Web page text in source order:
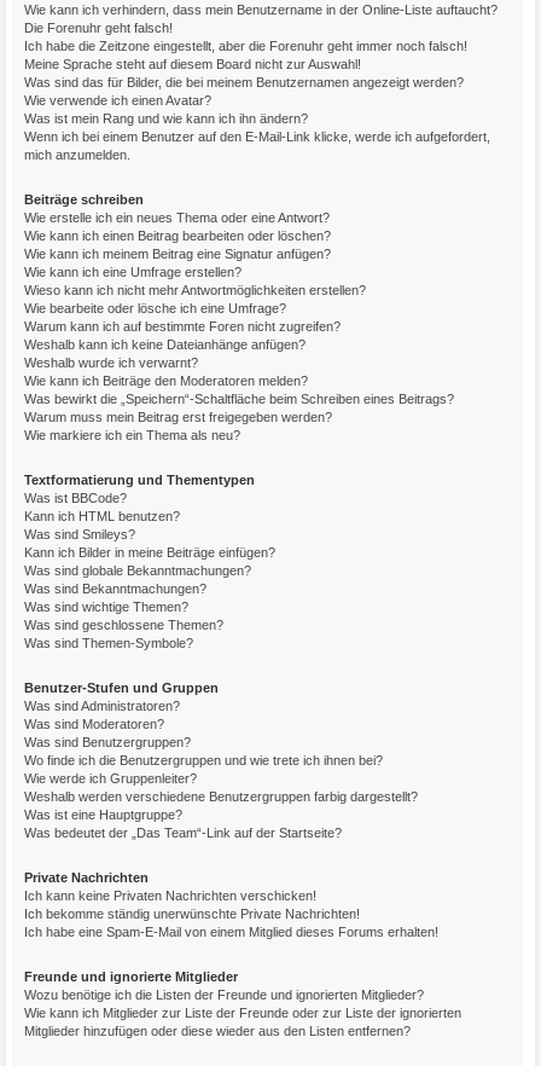
Wie kann ich verhindern, dass mein Benutzername in der Online-Liste auftaucht?
Die Forenuhr geht falsch!
Ich habe die Zeitzone eingestellt, aber die Forenuhr geht immer noch falsch!
Meine Sprache steht auf diesem Board nicht zur Auswahl!
Was sind das für Bilder, die bei meinem Benutzernamen angezeigt werden?
Wie verwende ich einen Avatar?
Was ist mein Rang und wie kann ich ihn ändern?
Wenn ich bei einem Benutzer auf den E-Mail-Link klicke, werde ich aufgefordert,
mich anzumelden.
Beiträge schreiben
Wie erstelle ich ein neues Thema oder eine Antwort?
Wie kann ich einen Beitrag bearbeiten oder löschen?
Wie kann ich meinem Beitrag eine Signatur anfügen?
Wie kann ich eine Umfrage erstellen?
Wieso kann ich nicht mehr Antwortmöglichkeiten erstellen?
Wie bearbeite oder lösche ich eine Umfrage?
Warum kann ich auf bestimmte Foren nicht zugreifen?
Weshalb kann ich keine Dateianhänge anfügen?
Weshalb wurde ich verwarnt?
Wie kann ich Beiträge den Moderatoren melden?
Was bewirkt die „Speichern“-Schaltfläche beim Schreiben eines Beitrags?
Warum muss mein Beitrag erst freigegeben werden?
Wie markiere ich ein Thema als neu?
Textformatierung und Thementypen
Was ist BBCode?
Kann ich HTML benutzen?
Was sind Smileys?
Kann ich Bilder in meine Beiträge einfügen?
Was sind globale Bekanntmachungen?
Was sind Bekanntmachungen?
Was sind wichtige Themen?
Was sind geschlossene Themen?
Was sind Themen-Symbole?
Benutzer-Stufen und Gruppen
Was sind Administratoren?
Was sind Moderatoren?
Was sind Benutzergruppen?
Wo finde ich die Benutzergruppen und wie trete ich ihnen bei?
Wie werde ich Gruppenleiter?
Weshalb werden verschiedene Benutzergruppen farbig dargestellt?
Was ist eine Hauptgruppe?
Was bedeutet der „Das Team“-Link auf der Startseite?
Private Nachrichten
Ich kann keine Privaten Nachrichten verschicken!
Ich bekomme ständig unerwünschte Private Nachrichten!
Ich habe eine Spam-E-Mail von einem Mitglied dieses Forums erhalten!
Freunde und ignorierte Mitglieder
Wozu benötige ich die Listen der Freunde und ignorierten Mitglieder?
Wie kann ich Mitglieder zur Liste der Freunde oder zur Liste der ignorierten
Mitglieder hinzufügen oder diese wieder aus den Listen entfernen?